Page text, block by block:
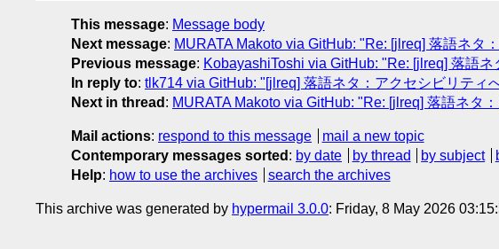
This message: Message body
Next message: MURATA Makoto via GitHub: "Re: [jlreq] 落語ネタ
Previous message: KobayashiToshi via GitHub: "Re: [jlreq] 落語
In reply to: tlk714 via GitHub: "[jlreq] 落語ネタ：アクセシビリティ
Next in thread : MURATA Makoto via GitHub: "Re: [jlreq] 落語ネタ
Mail actions: respond to this message
mail a new topic
Contemporary messages sorted : by date by thread by subject
Help: how to use the archives search the archives
This archive was generated by hypermail 3.0.0: Friday, 8 May 2026